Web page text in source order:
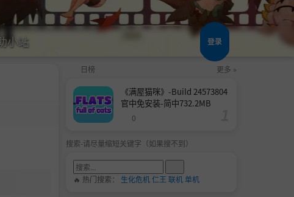
小站 登录
日榜 更多 »
《满屋猫咪》-Build 24573804
官中免安装-简中732.2MB
0
搜索-请尽量缩短关键字（如果搜不到）
🔥 热门搜索： 生化危机仁王 联机单机